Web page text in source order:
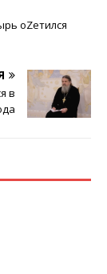
оZетился
в